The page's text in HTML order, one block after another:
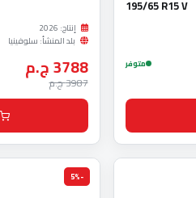
195/65 R15 V
متوفر
إنتاج: 2026
بلد المنشأ: سلوفينيا
3788 ج.م
3987 ج.م
-5%